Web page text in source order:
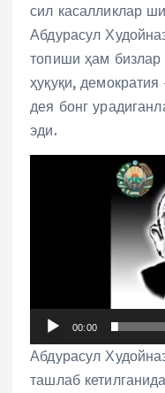
сил касалликлар
Абдурасул
топиши ҳам
ҳуқуқи,
дея бонг
эди.
l
y
e
00:00
Абдурасул
ташлаб